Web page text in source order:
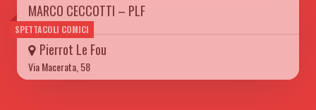
SPETTACOLI COMICI
MARCO CECCOTTI – PLF
Pierrot Le Fou
Via Macerata, 58